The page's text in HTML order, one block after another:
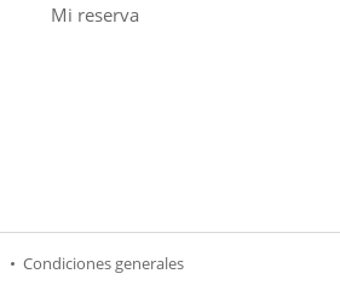
Mi reserva
Condiciones generales